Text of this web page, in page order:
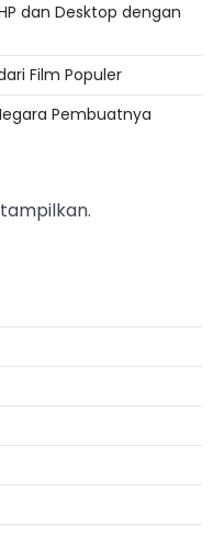
dan Desktop dengan
Film Populer
Pembuatnya